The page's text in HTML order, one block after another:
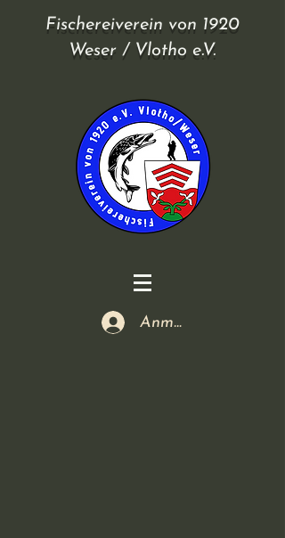
Fischereiverein von 1920
Weser / Vlotho e.V.
Anmelden